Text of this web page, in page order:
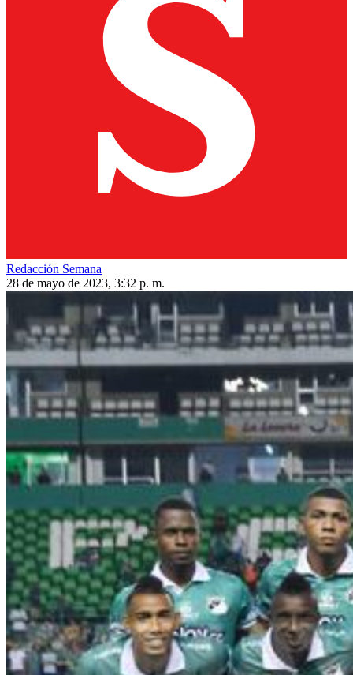
Redacción Semana
28 de mayo de 2023, 3:32 p. m.